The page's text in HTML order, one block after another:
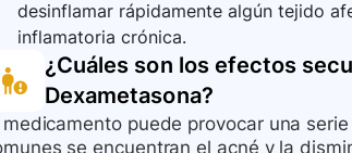
desinflamar rápidamente algún tejido
inflamatoria crónica.
¿Cuáles son los efectos
Dexametasona?
medicamento puede provocar una
se encuentran el acné y la